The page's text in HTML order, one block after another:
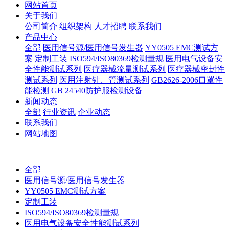
网站首页
关于我们
公司简介 组织架构 人才招聘 联系我们
产品中心
全部 医用信号源/医用信号发生器 YY0505 EMC测试方
案 定制工装 ISO594/ISO80369检测量规 医用电气设备安
全性能测试系列 医疗器械流量测试系列 医疗器械密封性
测试系列 医用注射针、管测试系列 GB2626-2006口罩性
能检测 GB 24540防护服检测设备
新闻动态
全部 行业资讯 企业动态
联系我们
网站地图
全部
医用信号源/医用信号发生器
YY0505 EMC测试方案
定制工装
ISO594/ISO80369检测量规
医用电气设备安全性能测试系列